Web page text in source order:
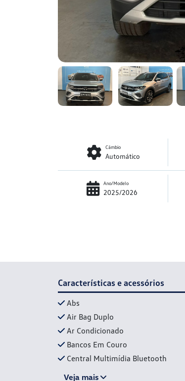
Câmbio
Automático
Ano/Modelo
2025/2026
Características e acessórios
Abs
Air Bag Duplo
Ar Condicionado
Bancos Em Couro
Central Multimídia Bluetooth
Veja mais